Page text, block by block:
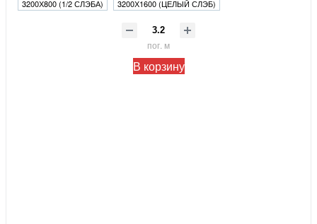
3200Х800 (1/2 СЛЭБА) 3200Х1600 (ЦЕЛЫЙ СЛЭБ)
пог. м
В корзину